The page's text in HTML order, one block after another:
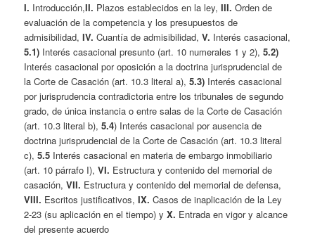
I. Introducción,II. Plazos establecidos en la ley, III.Orden de
evaluación de la competencia y los presupuestos de
admisibilidad, IV.Cuantía de admisibilidad, V. Interés casacional,
5.1) Interés casacional presunto (art. 10 numerales 1 y 2), 5.2)
Interés casacional por oposición a la doctrina jurisprudencial de
la Corte de Casación (art. 10.3 literal a), 5.3) Interés casacional
por jurisprudencia contradictoria entre los tribunales de segundo
grado, de única instancia o entre salas de la Corte de Casación
(art. 10.3 literal b), 5.4) Interés casacional por ausencia de
doctrina jurisprudencial de la Corte de Casación (art. 10.3 literal
c),5.5 Interés casacional en materia de embargo inmobiliario
(art. 10 párrafo I), VI. Estructura y contenido del memorial de
casación, VII. Estructura y contenido del memorial de defensa,
VIII. Escritos justificativos,IX.Casos de inaplicación de la Ley
2-23 (su aplicación en el tiempo) y X. Entrada en vigor y alcance
del presente acuerdo